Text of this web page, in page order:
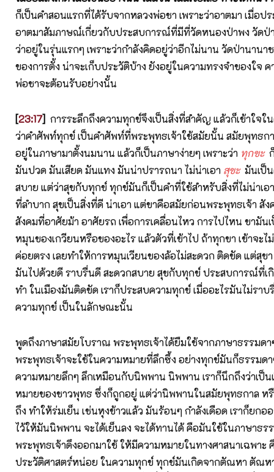
ก็เป็นคำสอนแรกที่ได้รับจากหลวงพ่อชา เพราะว่าอาตมา เมื่อ
อาตมาสัมภาษณ์เกี่ยวกับประสบการณ์ที่มีที่วัดหนองป่าพง วัดป่า
ว่าอยู่ในรุ่นแรกๆ เพราะว่ากำลังคิดอยู่ว่าอีกไม่นาน วัดป่านาน
ของการตั้ง น่าจะเก็บประวัติบ้าง ยังอยู่ในความทรงจำของใจ ค
พ่อชาจะต้อนรับอย่างนั้น
[23:17] การระลึกถึงความทุกข์จึงเป็นสิ่งที่สำคัญ แล้วก็เข้าใจใ
ว่าคำศัพท์ทุกข์ เป็นคำศัพท์ที่พระพุทธเจ้าใช้สมัยนั้น สมัยพุทธก
อยู่ในภาษามาตั้งนมนาน แล้วก็เป็นภาษาง่ายๆ เพราะว่า ทุกขะก็
มันปวด มันเสียด มันแทง มันน่าปรารถนา ไม่น่าเอา สุขะมันเป็น
สบาย แต่ว่าสุขกับทุกข์ ทุกข์มันก็เป็นคำที่ใช้สำหรับสิ่งที่ไม่น่าเอา
ที่ลำบาก สุขเป็นสิ่งที่ดี น่าเอา แต่ขาคือสมัยก่อนพระพุทธเจ้า สัง
สังคมที่อาศัยม้า อาศัยรถ เพื่อการเคลื่อนไหว การไปไหน ขามัน
หมุนของเกวียนหรือของอะไร แล้วตัวที่เข้าไป ถ้าทุกขา เข้าจะไ
ค่อยตรง เลยทำให้การหมุนเวียนของล้อไม่สะดวก ติดขัด แต่สุข
มันไปด้วยดี ราบรื่นดี สะดวกสบาย สุขกับทุกข์ ประสบการณ์ที่เ
ทำ ในเมืองมันติดขัด เราก็ประสบความทุกข์ เมื่ออะไรมันไม่รา
ความทุกข์ เป็นในลักษณะนั้น
พูดถึงภาษาสมัยโบราณ พระพุทธเจ้าได้ยืมใช้จากภาษาธรรมดา
พระพุทธเจ้าจะใช้ในความหมายที่ลึกซึ้ง อย่างทุกข์มันก็ธรรมด
ความหมายลึกๆ ลึกเหมือนกับนิพพาน นิพพาน เราก็นึกถึงว่าเป็น
หมายของชาวพุทธ ซึ่งก็ถูกอยู่ แต่ว่านิพพานในสมัยพุทธกาล ห
ถึง ทำให้ร่มเย็น เช่นหุงข้าวแล้ว มันร้อนๆ กำลังเดือด เราก็ยกอ
ไว้ให้มันนิพพาน จะได้เย็นลง จะได้ทานได้ คือมันใช้ในภาษาธร
พระพุทธเจ้าดึงออกมาใช้ ให้มีความหมายในทางศาสนาเฉพาะ
ประวัติศาสตร์หน่อย ในความทุกข์ ทุกข์มันเกิดจากตัณหา ตัณห